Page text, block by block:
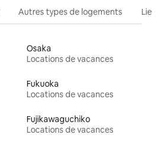
Autres types de logements
Osaka
Locations de vacances
Fukuoka
Locations de vacances
Fujikawaguchiko
Locations de vacances